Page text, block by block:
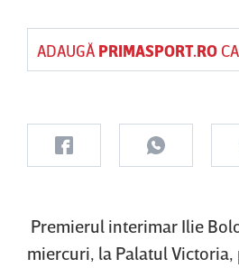
ADAUGĂ PRIMASPORT.RO
Premierul interimar Ilie
miercuri, la Palatul Victoria,